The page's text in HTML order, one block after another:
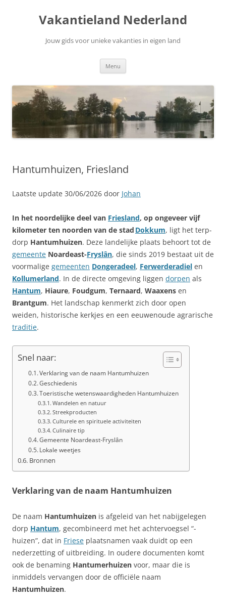
Vakantieland Nederland
Jouw gids voor unieke vakanties in eigen land
Menu
Hantumhuizen, Friesland
Laatste update 30/06/2026 door Johan
In het noordelijke deel van Friesland, op ongeveer vijf
kilometer ten noorden van de stad Dokkum, ligt het terp­
dorp Hantumhuizen. Deze landelijke plaats behoort tot de
gemeente Noardeast-Fryslân, die sinds 2019 bestaat uit de
voormalige gemeenten Dongeradeel, Ferwerderadiel en
Kollumerland. In de directe omgeving liggen dorpen als
Hantum, Hiaure, Foudgum, Ternaard, Waaxens en
Brantgum. Het landschap kenmerkt zich door open
weiden, historische kerkjes en een eeuwenoude agrarische
traditie.
Snel naar:
Verklaring van de naam Hantumhuizen
Geschiedenis
Toeristische wetenswaardigheden Hantumhuizen
Wandelen en natuur
Streekproducten
Culturele en spirituele activiteiten
Culinaire tip
Gemeente Noardeast-Fryslân
Lokale weetjes
Bronnen
Verklaring van de naam Hantumhuizen
De naam Hantumhuizen is afgeleid van het nabijgelegen
dorp Hantum, gecombineerd met het achtervoegsel “-
huizen”, dat in Friese plaatsnamen vaak duidt op een
nederzetting of uitbreiding. In oudere documenten komt
ook de benaming Hantumerhuizen voor, maar die is
inmiddels vervangen door de officiële naam
Hantumhuizen.